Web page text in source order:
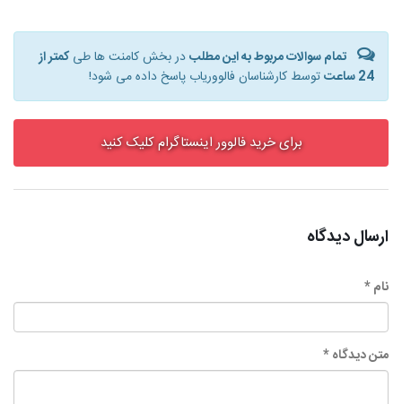
تمام سوالات مربوط به این مطلبدر بخش کامنت ها طیکمتر از
24 ساعت
توسط کارشناسان فالووریاب پاسخ داده می شود!
برای خرید فالوور اینستاگرام کلیک کنید
ارسال دیدگاه
نام *
متن دیدگاه *